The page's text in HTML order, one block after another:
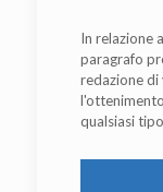
In relazione
paragrafo
redazione di
qualsiasi